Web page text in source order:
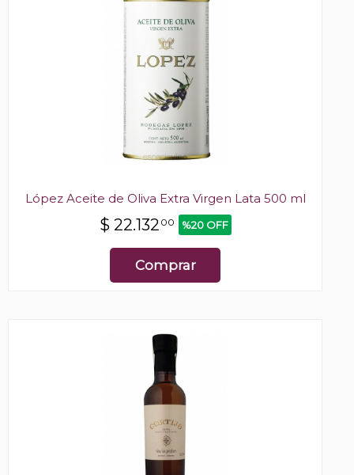
López Aceite de Oliva Extra Virgen Lata 500 ml
$ 22.132 00 %20 OFF
Comprar